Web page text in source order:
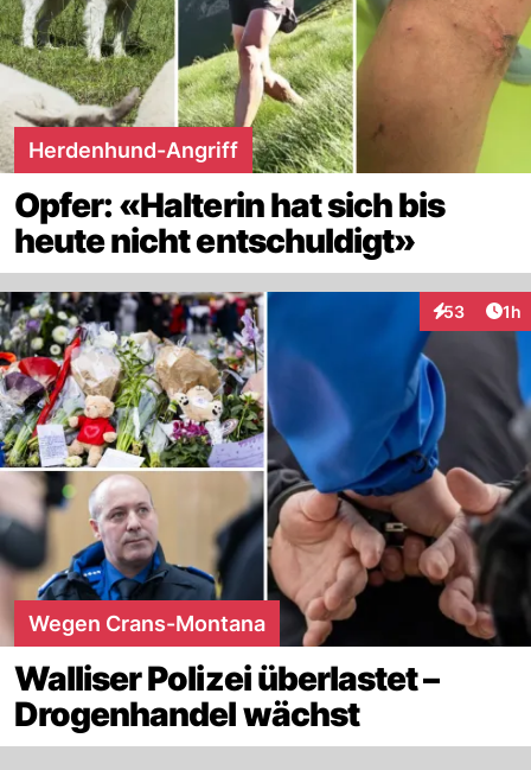
Herdenhund-Angriff
Opfer: «Halterin hat sich bis
heute nicht entschuldigt»
53
Interaktionen
1h
Wegen Crans-Montana
Walliser Polizei überlastet –
Drogenhandel wächst